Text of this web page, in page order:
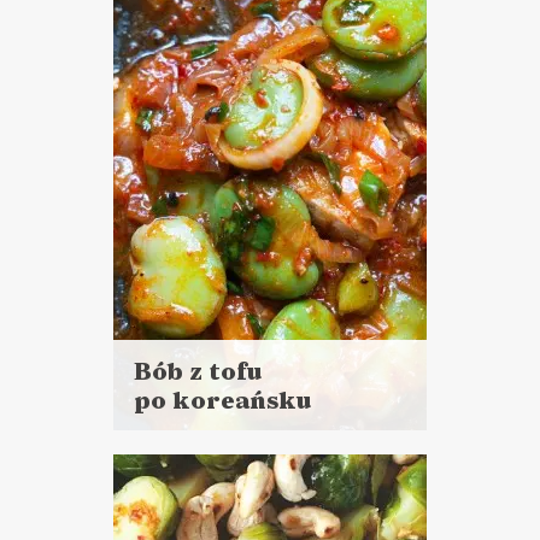
DANIA GŁÓWNE
LUNCHE DO PRACY
PRZYSTAWKI
MAJÓWKA ?
Bób z tofu
po koreańsku
więcej
Czas przygotowania:
do 30 minut